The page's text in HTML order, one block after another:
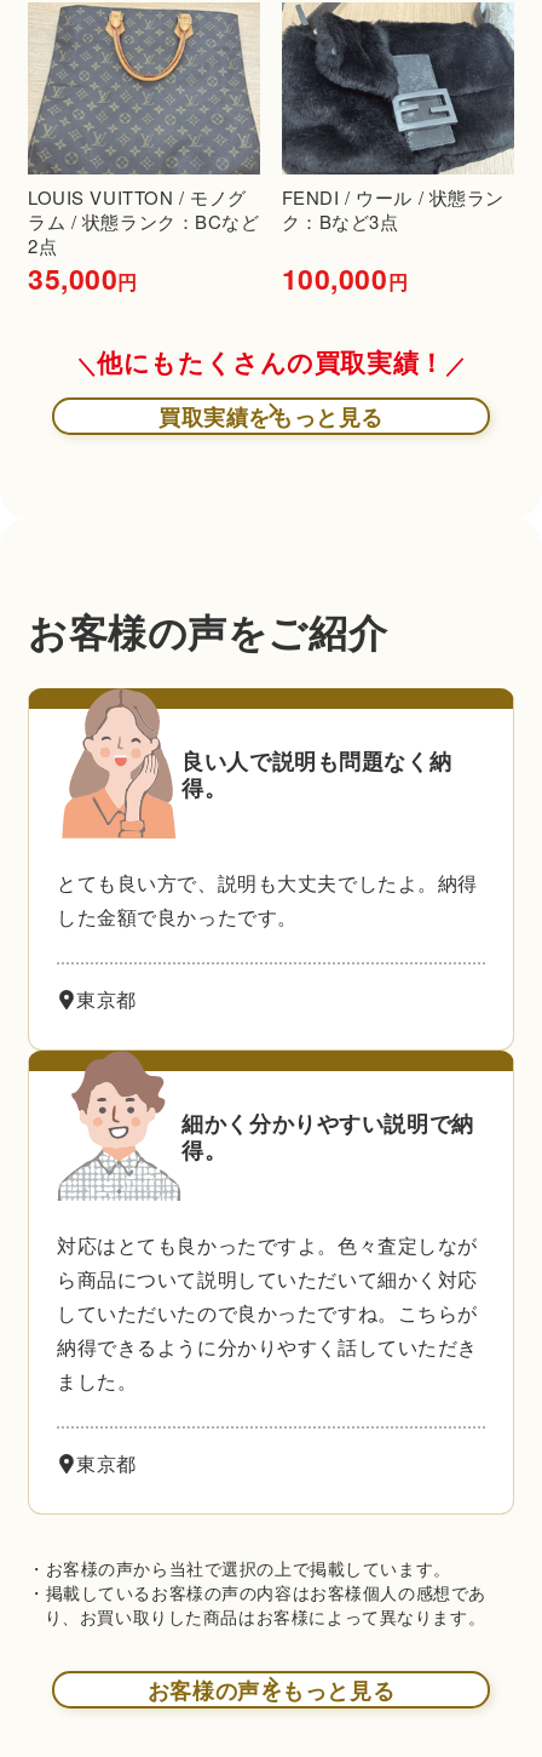
LOUIS VUITTON / モノグ
ラム / 状態ランク：BCなど
2点
35,000円
FENDI / ウール / 状態ラン
ク：Bなど3点
100,000円
他にもたくさんの買取実績！
買取実績をもっと見る
お客様の声をご紹介
良い人で説明も問題なく納
得。
とても良い方で、説明も大丈夫でしたよ。納得
した金額で良かったです。
東京都
細かく分かりやすい説明で納
得。
対応はとても良かったですよ。色々査定しなが
ら商品について説明していただいて細かく対応
していただいたので良かったですね。こちらが
納得できるように分かりやすく話していただき
ました。
東京都
・お客様の声から当社で選択の上で掲載しています。
・掲載しているお客様の声の内容はお客様個人の感想であ
り、お買い取りした商品はお客様によって異なります。
お客様の声をもっと見る